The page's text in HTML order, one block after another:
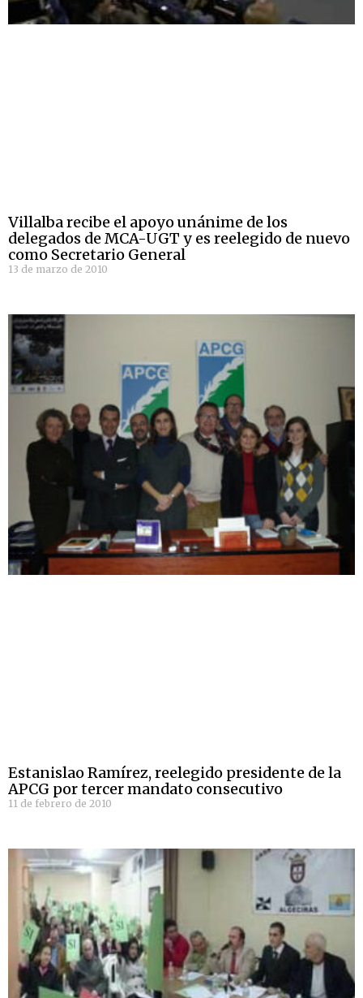
Villalba recibe el apoyo unánime de los
delegados de MCA-UGT y es reelegido de nuevo
como Secretario General
13 de marzo de 2010
Estanislao Ramírez, reelegido presidente de la
APCG por tercer mandato consecutivo
11 de febrero de 2010